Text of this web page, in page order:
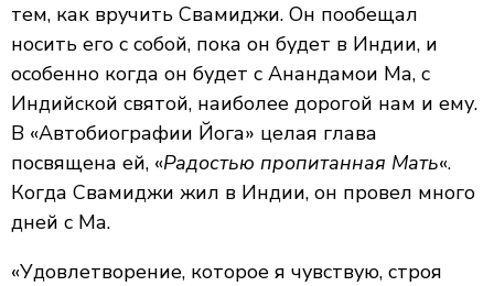
тем, как вручить Свамиджи. Он пообещал
носить его с собой, пока он будет в Индии, и
особенно когда он будет с Анандамои Ма, с
Индийской святой, наиболее дорогой нам и ему.
В «Автобиографии Йога» целая глава
посвящена ей, «Радостью пропитанная Мать«.
Когда Свамиджи жил в Индии, он провел много
дней с Ма.
«Удовлетворение, которое я чувствую, строя